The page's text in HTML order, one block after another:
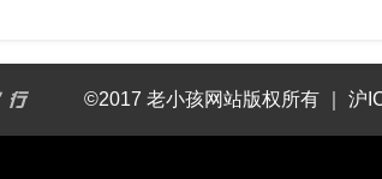
©2017 老小孩网站版权所有 沪